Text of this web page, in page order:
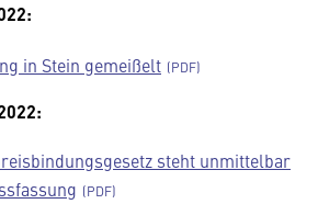
in Stein gemeißelt
steht unmittelbar